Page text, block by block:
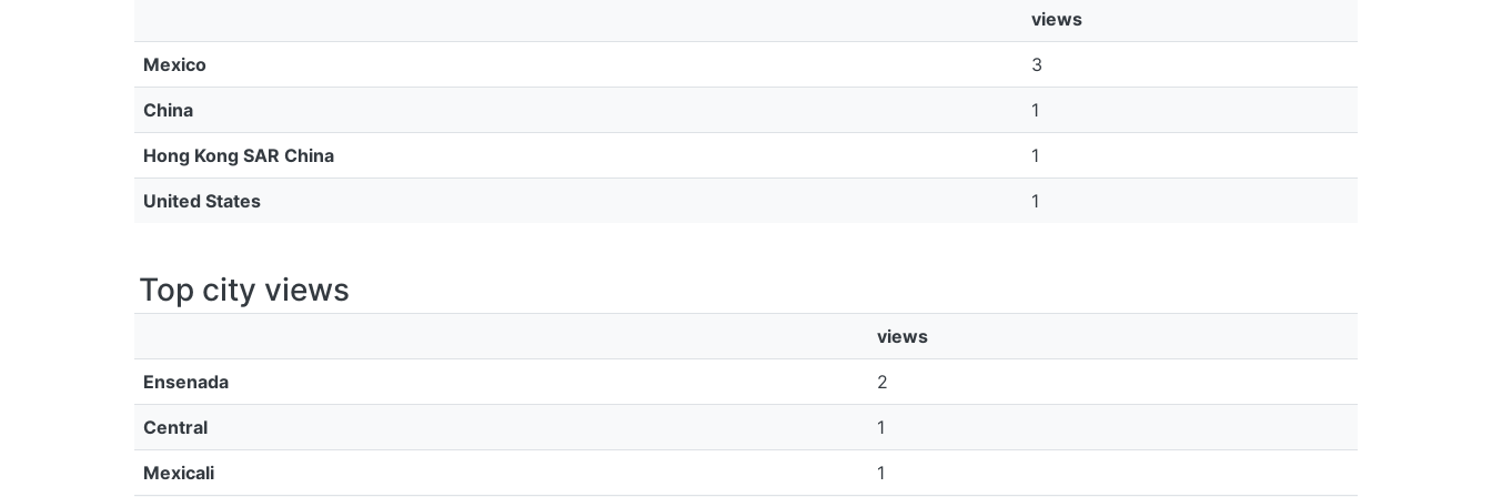
views
Mexico 3
China 1
Hong Kong SAR China 1
United States 1
Top city views
views
Ensenada 2
Central 1
Mexicali 1